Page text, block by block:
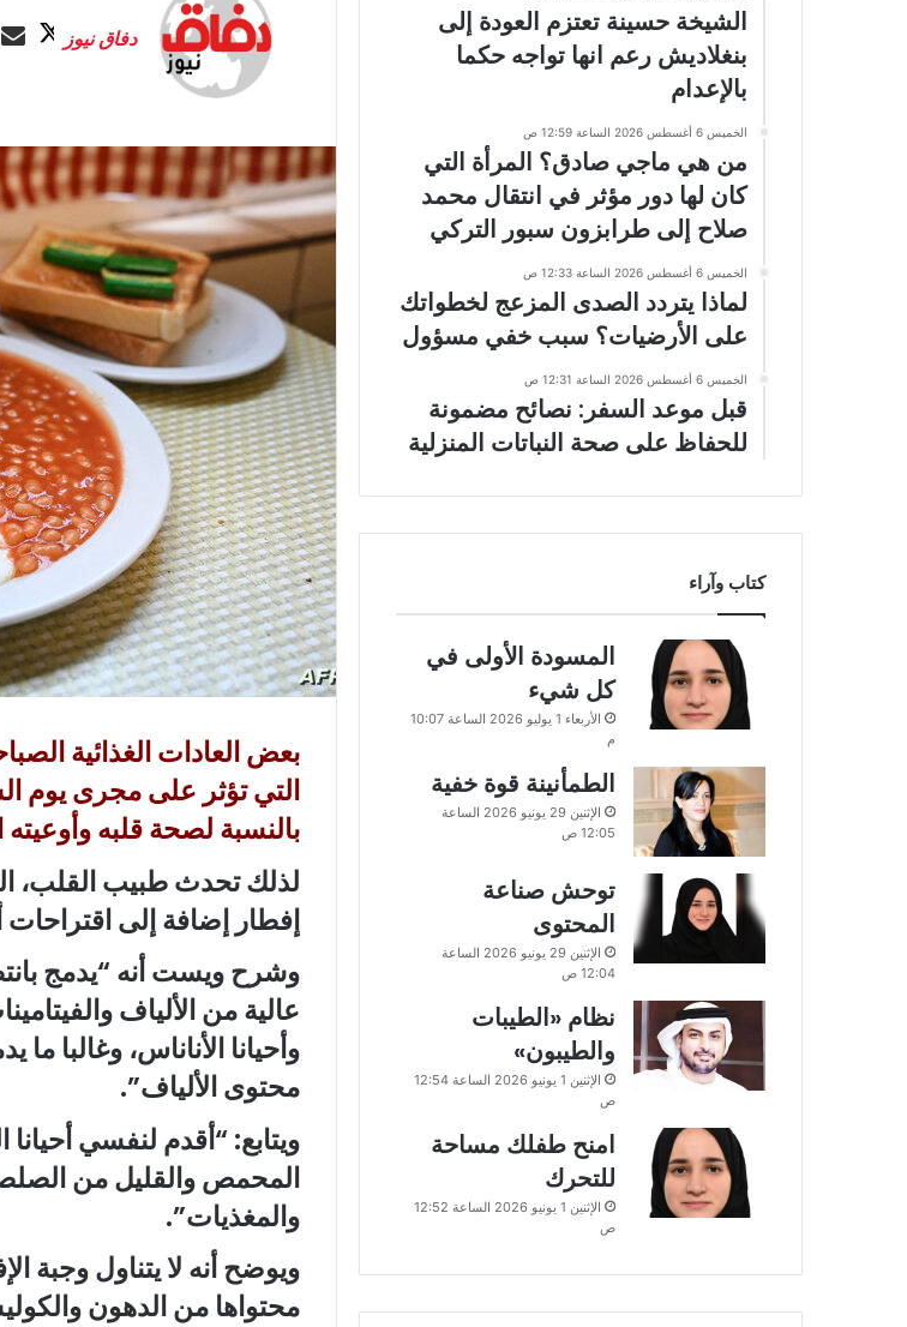
دفاق نيوز
ا
ب
ل
ى
X
بعض العادات الغذائية
التي تؤثر على مجرى يوم
بالنسبة لصحة قلبه وأوعيته
لذلك تحدث طبيب القلب،
إفطار إضافة إلى
وشرح ويست أنه “يدمج
عالية من الألياف
وأحيانا الأناناس، وغالبا
محتوى الألياف”.
ويتابع: “أقدم لنفسي
المحمص والقليل من
والمغذيات”.
ويوضح أنه لا يتناول وجبة
محتواها من الدهون
الشيخة حسينة تعتزم العودة إلى
بنغلاديش رعم انها تواجه حكما
بالإعدام
الخميس 6 أغسطس 2026 الساعة 12:59 ص
من هي ماجي صادق؟ المرأة التي
كان لها دور مؤثر في انتقال محمد
صلاح إلى طرابزون سبور التركي
الخميس 6 أغسطس 2026 الساعة 12:33 ص
لماذا يتردد الصدى المزعج لخطواتك
على الأرضيات؟ سبب خفي مسؤول
الخميس 6 أغسطس 2026 الساعة 12:31 ص
قبل موعد السفر: نصائح مضمونة
للحفاظ على صحة النباتات المنزلية
كتاب وآراء
المسودة الأولى في
كل شيء
الأربعاء 1 يوليو 2026 الساعة 10:07
م
الطمأنينة قوة خفية
الإثنين 29 يونيو 2026 الساعة
12:05 ص
توحش صناعة
المحتوى
الإثنين 29 يونيو 2026 الساعة
12:04 ص
نظام «الطيبات
والطيبون»
الإثنين 1 يونيو 2026 الساعة 12:54
ص
امنح طفلك مساحة
للتحرك
الإثنين 1 يونيو 2026 الساعة 12:52
ص